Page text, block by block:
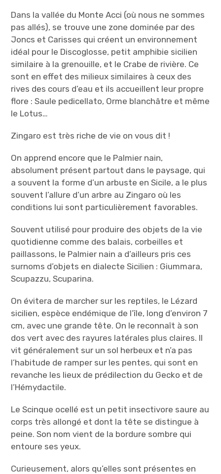
Dans la vallée du Monte Acci (où nous ne sommes
pas allés), se trouve une zone dominée par des
Joncs et Carisses qui créent un environnement
idéal pour le Discoglosse, petit amphibie sicilien
similaire à la grenouille, et le Crabe de rivière. Ce
sont en effet des milieux similaires à ceux des
rives des cours d’eau et ils accueillent leur propre
flore : Saule pedicellato, Orme blanchâtre et même
le Lotus…
Zingaro est très riche de vie on vous dit !
On apprend encore que le Palmier nain,
absolument présent partout dans le paysage, qui
a souvent la forme d’un arbuste en Sicile, a le plus
souvent l’allure d’un arbre au Zingaro où les
conditions lui sont particulièrement favorables.
Souvent utilisé pour produire des objets de la vie
quotidienne comme des balais, corbeilles et
paillassons, le Palmier nain a d’ailleurs pris ces
surnoms d’objets en dialecte Sicilien : Giummara,
Scupazzu, Scuparina.
On évitera de marcher sur les reptiles, le Lézard
sicilien, espèce endémique de l’île, long d’environ 7
cm, avec une grande tête. On le reconnaît à son
dos vert avec des rayures latérales plus claires. Il
vit généralement sur un sol herbeux et n’a pas
l’habitude de ramper sur les pentes, qui sont en
revanche les lieux de prédilection du Gecko et de
l’Hémydactile.
Le Scinque ocellé est un petit insectivore saure au
corps très allongé et dont la tête se distingue à
peine. Son nom vient de la bordure sombre qui
entoure ses yeux.
Curieusement, alors qu’elles sont présentes en